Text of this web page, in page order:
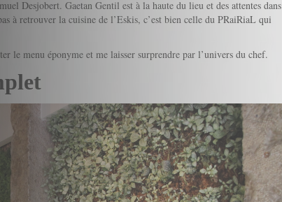
Desjobert. Gaetan Gentil est à la haute du lieu et des attentes dans
à retrouver la cuisine de l’Eskis, c’est bien celle du PRaiRiaL qui
le menu éponyme et me laisser surprendre par l’univers du chef.